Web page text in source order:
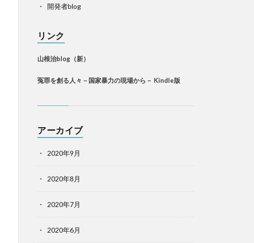
開発者blog
リンク
山根治blog（新）
冤罪を創る人々－国家暴力の現場から－ Kindle版
アーカイブ
2020年9月
2020年8月
2020年7月
2020年6月